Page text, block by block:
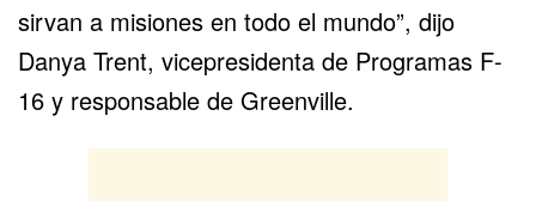
sirvan a misiones en todo el mundo”, dijo
Danya Trent, vicepresidenta de Programas F-
16 y responsable de Greenville.